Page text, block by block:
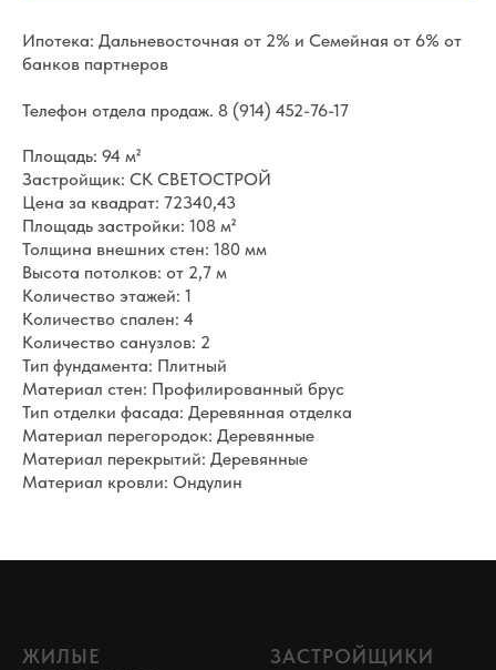
Ипотека: Дальневосточная от 2% и Семейная от 6% от
банков партнеров
Телефон отдела продаж. 8 (914) 452-76-17
Площадь: 94 м²
Застройщик: СК СВЕТОСТРОЙ
Цена за квадрат: 72340,43
Площадь застройки: 108 м²
Толщина внешних стен: 180 мм
Высота потолков: от 2,7 м
Количество этажей: 1
Количество спален: 4
Количество санузлов: 2
Тип фундамента: Плитный
Материал стен: Профилированный брус
Тип отделки фасада: Деревянная отделка
Материал перегородок: Деревянные
Материал перекрытий: Деревянные
Материал кровли: Ондулин
ЖИЛЫЕ
ЗАСТРОЙЩИКИ